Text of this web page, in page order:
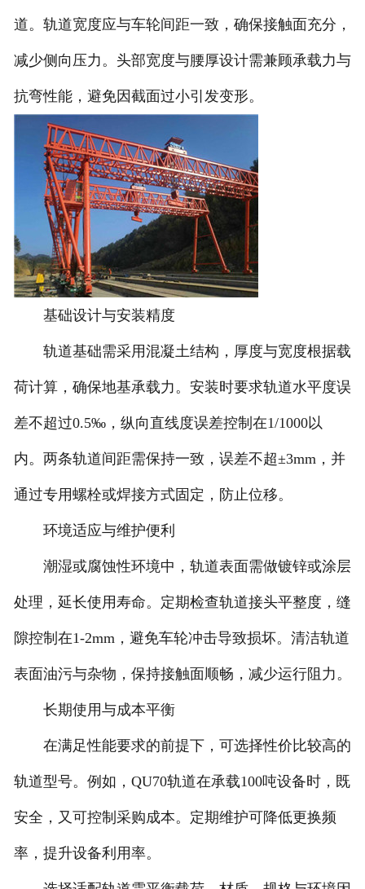
道。轨道宽度应与车轮间距一致，确保接触面充分，
减少侧向压力。头部宽度与腰厚设计需兼顾承载力与
抗弯性能，避免因截面过小引发变形。
基础设计与安装精度
轨道基础需采用混凝土结构，厚度与宽度根据载
荷计算，确保地基承载力。安装时要求轨道水平度误
差不超过0.5‰，纵向直线度误差控制在1/1000以
内。两条轨道间距需保持一致，误差不超±3mm，并
通过专用螺栓或焊接方式固定，防止位移。
环境适应与维护便利
潮湿或腐蚀性环境中，轨道表面需做镀锌或涂层
处理，延长使用寿命。定期检查轨道接头平整度，缝
隙控制在1-2mm，避免车轮冲击导致损坏。清洁轨道
表面油污与杂物，保持接触面顺畅，减少运行阻力。
长期使用与成本平衡
在满足性能要求的前提下，可选择性价比较高的
轨道型号。例如，QU70轨道在承载100吨设备时，既
安全，又可控制采购成本。定期维护可降低更换频
率，提升设备利用率。